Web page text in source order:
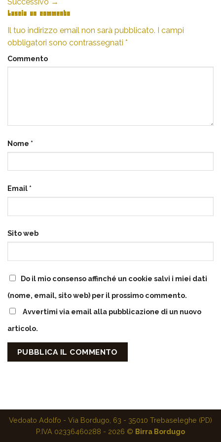
Lascia un commento
Il tuo indirizzo email non sarà pubblicato. I campi
obbligatori sono contrassegnati *
Commento
Nome *
Email *
Sito web
Do il mio consenso affinché un cookie salvi i miei dati
(nome, email, sito web) per il prossimo commento.
Avvertimi via email alla pubblicazione di un nuovo
articolo.
Vedoato Adolfo - Via Bordugo, 63 - 35010 Trebaseleghe (PD)
P.IVA 02336460288 - 2026 © Birra Bordugo